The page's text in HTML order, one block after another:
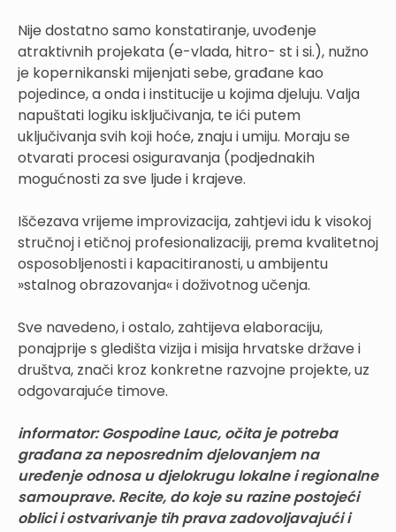
Nije dostatno samo konstatiranje, uvođenje
atraktivnih projekata (e-vlada, hitro- st i si.), nužno
je kopernikanski mijenjati sebe, građane kao
pojedince, a onda i institucije u kojima djeluju. Valja
napuštati logiku isključivanja, te ići putem
uključivanja svih koji hoće, znaju i umiju. Moraju se
otvarati procesi osiguravanja (podjednakih
mogućnosti za sve ljude i krajeve.
Iščezava vrijeme improvizacija, zahtjevi idu k visokoj
stručnoj i etičnoj profesionalizaciji, prema kvalitetnoj
osposobljenosti i kapacitiranosti, u ambijentu
»stalnog obrazovanja« i doživotnog učenja.
Sve navedeno, i ostalo, zahtijeva elaboraciju,
ponajprije s gledišta vizija i misija hrvatske države i
društva, znači kroz konkretne razvojne projekte, uz
odgovarajuće timove.
informator: Gospodine Lauc, očita je potreba
građana za neposrednim djelovanjem na
uređenje odnosa u djelokrugu lokalne i regionalne
samouprave. Recite, do koje su razine postojeći
oblici i ostvarivanje tih prava zadovoljavajući i